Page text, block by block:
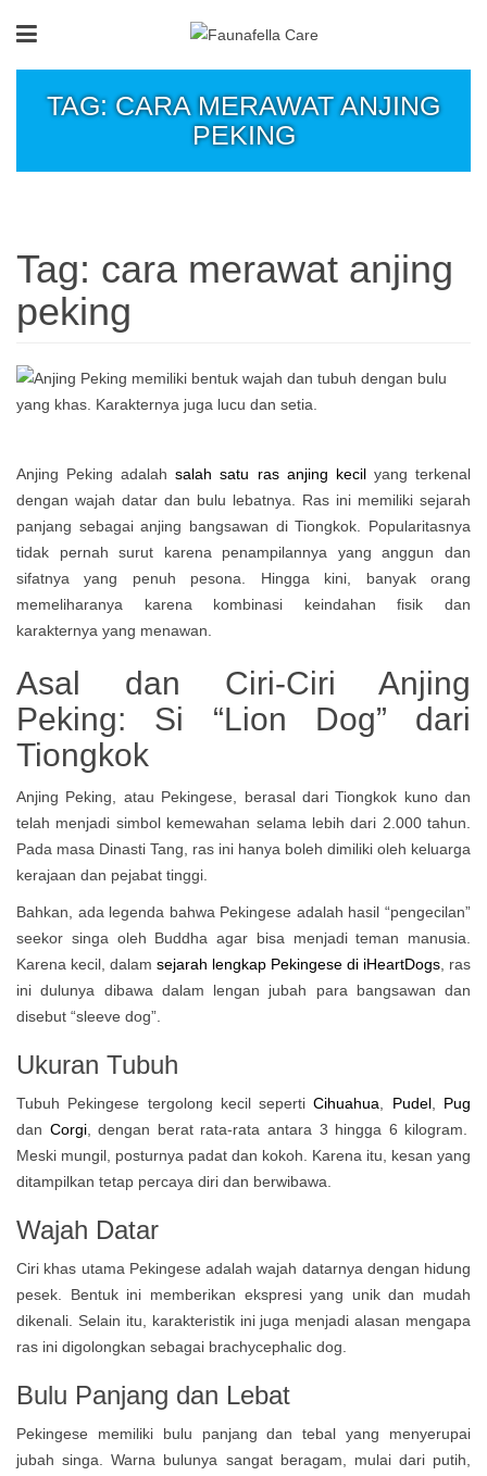
TAG: CARA MERAWAT ANJING
PEKING
Tag: cara merawat anjing
peking
Anjing Peking adalahsalah satu ras anjing kecilyang terkenal
dengan wajah datar dan bulu lebatnya. Ras ini memiliki sejarah
panjang sebagai anjing bangsawan di Tiongkok. Popularitasnya
tidak pernah surut karena penampilannya yang anggun dan
sifatnya yang penuh pesona. Hingga kini, banyak orang
memeliharanya karena kombinasi keindahan fisik dan
karakternya yang menawan.
Asal dan Ciri-Ciri Anjing
Peking: Si “Lion Dog” dari
Tiongkok
Anjing Peking, atau Pekingese, berasal dari Tiongkok kuno dan
telah menjadi simbol kemewahan selama lebih dari 2.000 tahun.
Pada masa Dinasti Tang, ras ini hanya boleh dimiliki oleh keluarga
kerajaan dan pejabat tinggi.
Bahkan, ada legenda bahwa Pekingese adalah hasil “pengecilan”
seekor singa oleh Buddha agar bisa menjadi teman manusia.
Karena kecil, dalam sejarah lengkap Pekingese di iHeartDogs , ras
ini dulunya dibawa dalam lengan jubah para bangsawan dan
disebut “sleeve dog”.
Ukuran Tubuh
Tubuh Pekingese tergolong kecil sepertiCihuahua Pudel, Pug
dan Corgi, dengan berat rata-rata antara 3 hingga 6 kilogram.
Meski mungil, posturnya padat dan kokoh. Karena itu, kesan yang
ditampilkan tetap percaya diri dan berwibawa.
Wajah Datar
Ciri khas utama Pekingese adalah wajah datarnya dengan hidung
pesek. Bentuk ini memberikan ekspresi yang unik dan mudah
dikenali. Selain itu, karakteristik ini juga menjadi alasan mengapa
ras ini digolongkan sebagai brachycephalic dog.
Bulu Panjang dan Lebat
Pekingese memiliki bulu panjang dan tebal yang menyerupai
jubah singa. Warna bulunya sangat beragam, mulai dari putih,